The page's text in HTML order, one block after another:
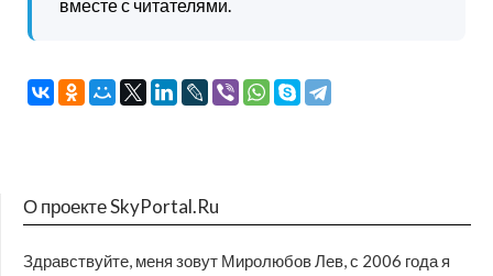
вместе с читателями.
О проекте SkyPortal.Ru
Здравствуйте, меня зовут Миролюбов Лев, с 2006 года я